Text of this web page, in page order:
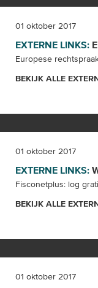
01 oktober 2017
EXTERNE LINKS:
Europese
BEKIJK ALLE
01 oktober 2017
EXTERNE LINKS:
Fisconetplus: log
BEKIJK ALLE
01 oktober 2017